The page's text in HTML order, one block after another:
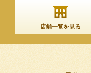
店舗一覧を見る